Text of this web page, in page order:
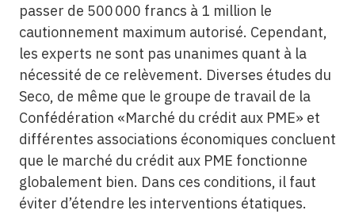
passer de 500 000 francs à 1 million le
cautionnement maximum autorisé. Cependant,
les experts ne sont pas unanimes quant à la
nécessité de ce relèvement. Diverses études du
Seco, de même que le groupe de travail de la
Confédération «Marché du crédit aux PME» et
différentes associations économi­ques concluent
que le marché du crédit aux PME fonctionne
globalement bien. Dans ces conditions, il faut
éviter d’étendre les interventions étatiques.